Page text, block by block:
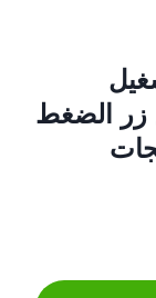
تشغيل
زر الضغط